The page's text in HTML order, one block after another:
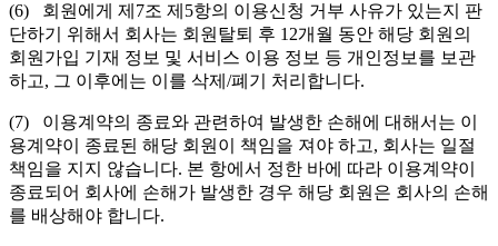
(6) 회원에게 제7조 제5항의 이용신청 거부 사유가 있는지 판
단하기 위해서 회사는 회원탈퇴 후 12개월 동안 해당 회원의
회원가입 기재 정보 및 서비스 이용 정보 등 개인정보를 보관
하고, 그 이후에는 이를 삭제/폐기 처리합니다.
(7) 이용계약의 종료와 관련하여 발생한 손해에 대해서는 이
용계약이 종료된 해당 회원이 책임을 져야 하고, 회사는 일절
책임을 지지 않습니다. 본 항에서 정한 바에 따라 이용계약이
종료되어 회사에 손해가 발생한 경우 해당 회원은 회사의 손해
를 배상해야 합니다.